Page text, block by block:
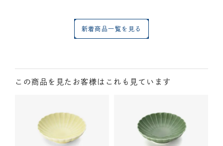
新着商品一覧を見る
この商品を見たお客様はこれも見ています